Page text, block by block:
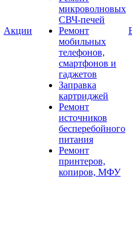
Акции
микроволновых
СВЧ-печей
Ремонт
мобильных
телефонов,
смартфонов и
гаджетов
Заправка
картриджей
Ремонт
источников
бесперебойного
питания
Ремонт
принтеров,
копиров, МФУ